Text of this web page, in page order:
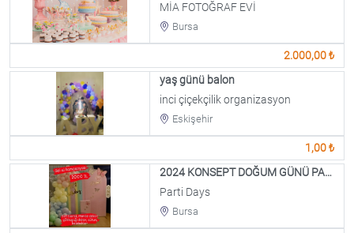
MİA FOTOĞRAF EVİ
Bursa
2.000,00 ₺
yaş günü balon
inci çiçekçilik organizasyon
Eskişehir
1,00 ₺
2024 KONSEPT DOĞUM GÜNÜ PAKETİ
Parti Days
Bursa